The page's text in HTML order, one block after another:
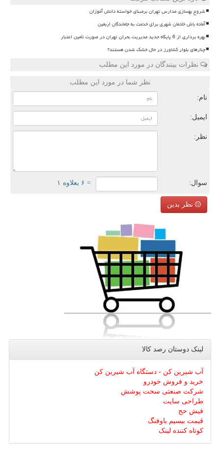
شروع بهسازی مدارس تهران برمبنای خواسته دانش آموزان
آماده باش خادمان شهری برای خدمت به جاماندگان اربعین
بهره برداری از 6 پایگاه جدید مدیریت بحران تهران در صورت تأمین اعتبار
چنارهای بلوار کشاورز در حال خشک شدن هستند؟
نظرات بینندگان در مورد این مطلب
نظر شما در مورد این مطلب
نام:
ایمیل:
نظر:
سوال: = ۶ بعلاوه ۱
نظر بدین
لینک دوستان رصد كالا
آب شیرین کن - دستگاه آب شیرین کن
خرید و فروش خودرو
شرکت صنعتی سخت پوشش
طراحی سایت
فیش حج
قیمت بیسیم باوفنگ
کوتاه کننده لینک